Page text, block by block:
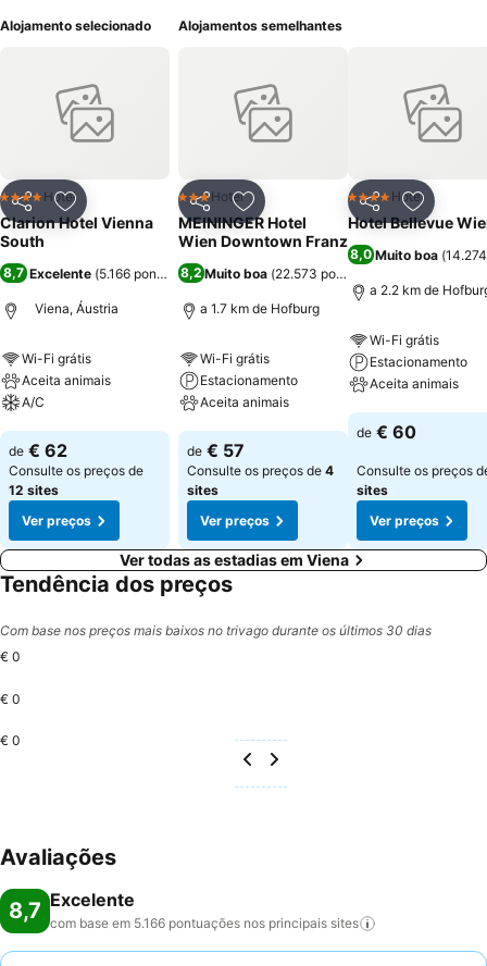
Alojamento selecionado
PartilharAdicionar aos favoritos
4 EstrelasHotel
Clarion Hotel Vienna
South
8,7 Excelente (5.166 pontuações)
Viena, Áustria
Wi-Fi grátis
Aceita animais
A/C
Ver preços
de € 62
Consulte os preços de
12 sites
Ver preços
Alojamentos semelhantes
PartilharAdicionar aos favoritos
3 Estrelas
Hotel
MEININGER Hotel
Wien Downtown Franz
8,2 Muito boa (22.573 pontuações
a 1.7 km de Hofburg
Wi-Fi grátis
Estacionamento
Aceita animais
Ver preços
de € 57
Consulte os preços de 4
sites
Ver preços
Partilhar
4 EstrelasHotel
Hotel Bellevue
8,0 Muito boa (
a 2.2 km de
Wi-Fi grátis
Estacionamento
Aceita animais
Ver preços
de € 60
Consulte os preços
sites
Ver preços
Ver todas as estadias em Viena
Tendência dos preços
Com base nos preços mais baixos no trivago durante os últimos 30 dias
€ 0
€ 0
€ 0
Avaliações
8,7 Excelente
com base em 5.166 pontuações nos principais sites